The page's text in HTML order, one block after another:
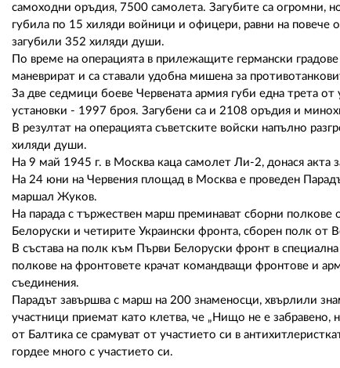
самоходни оръдия, 7500 самолета. Загубите са огромни,
губила по 15 хиляди войници и офицери, равни на повече
загубили 352 хиляди души.
По време на операцията в прилежащите германски
маневрират и са ставали удобна мишена за
За две седмици боеве Червената армия губи една трета
установки - 1997 броя. Загубени са и 2108 оръдия и
В резултат на операцията съветските войски напълно
хиляди души.
На 9 май 1945 г. в Москва каца самолет Ли-2, донася акта
На 24 юни на Червения площад в Москва е проведен
маршал Жуков.
На парада с тържествен марш преминават сборни
Белоруски и четирите Украински фронта, сборен полк от
В състава на полк към Първи Белоруски фронт в
полкове на фронтовете крачат командващи фронтове и
съединения.
Парадът завършва с марш на 200 знаменосци, хвърлили
участници приемат като клетва, че „Нищо не е забравено,
от Балтика се срамуват от участието си в
гордее много с участието си.